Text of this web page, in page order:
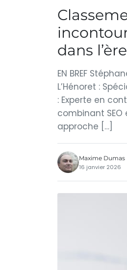
dans
EN BREF
L’Hénoret :
: Experte en
combinant
approche […]
Maxime Dumas
16 janvier 2026